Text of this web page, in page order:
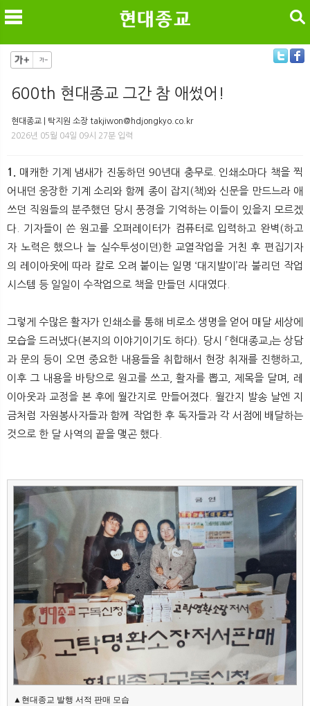
뉴 색
검색
600th 현대종교 그간 참 애썼어!
현대종교 | 탁지원 소장 takjiwon@hdjongkyo.co.kr
2026년 05월 04일 09시 27분 입력
1.
매캐한 기계 냄새가 진동하던 90년대 충무로. 인쇄소마다 책을 찍
어내던 웅장한 기계 소리와 함께 종이 잡지(책)와 신문을 만드느라 애
쓰던 직원들의 분주했던 당시 풍경을 기억하는 이들이 있을지 모르겠
다. 기자들이 쓴 원고를 오퍼레이터가 컴퓨터로 입력하고 완벽(하고
자 노력은 했으나 늘 실수투성이던)한 교열작업을 거친 후 편집기자
의 레이아웃에 따라 칼로 오려 붙이는 일명 ‘대지발이’라 불리던 작업
시스템 등 일일이 수작업으로 책을 만들던 시대였다.
그렇게 수많은 활자가 인쇄소를 통해 비로소 생명을 얻어 매달 세상에
모습을 드러냈다(본지의 이야기이기도 하다). 당시 「현대종교」는 상담
과 문의 등이 오면 중요한 내용들을 취합해서 현장 취재를 진행하고,
이후 그 내용을 바탕으로 원고를 쓰고, 활자를 뽑고, 제목을 달며, 레
이아웃과 교정을 본 후에 월간지로 만들어졌다. 월간지 발송 날엔 지
금처럼 자원봉사자들과 함께 작업한 후 독자들과 각 서점에 배달하는
것으로 한 달 사역의 끝을 맺곤 했다.
▲현대종교 발행 서적 판매 모습